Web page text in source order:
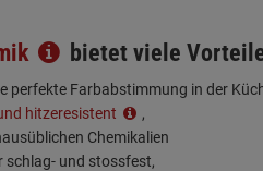
bietet viele
perfekte Farbabstimmung in der
hitzeresistent
,
Chemikalien
schlag- und stossfest,